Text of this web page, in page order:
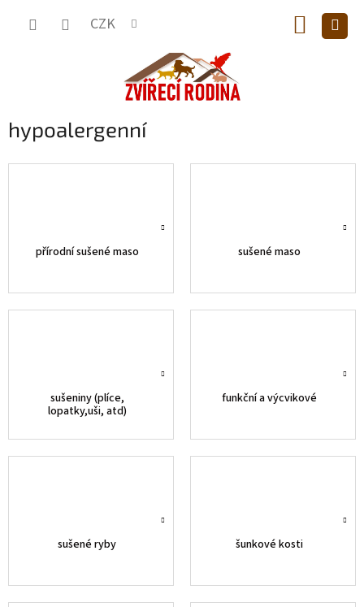
CZK
KOŠÍK
hypoalergenní
přírodní sušené maso sušené maso
sušeniny (plíce,
lopatky,uši, atd)
funkční a výcvikové
sušené ryby šunkové kosti